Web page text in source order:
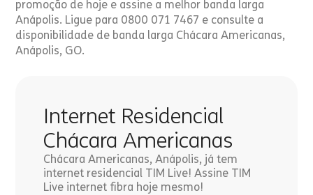
promoção de hoje e assine a melhor banda larga
Anápolis. Ligue para 0800 071 7467 e consulte a
disponibilidade de banda larga Chácara Americanas,
Anápolis, GO.
Internet Residencial
Chácara Americanas
Chácara Americanas, Anápolis, já tem
internet residencial TIM Live! Assine TIM
Live internet fibra hoje mesmo!